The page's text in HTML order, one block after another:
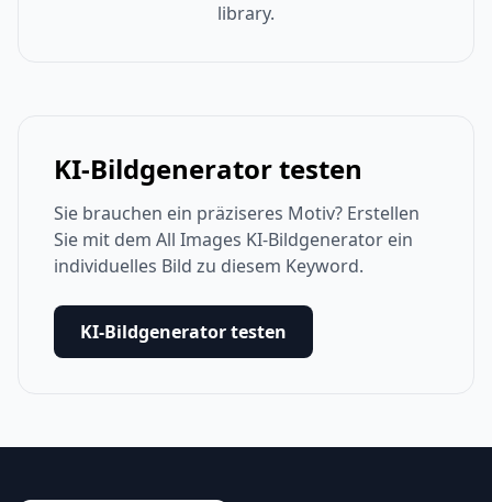
library.
KI-Bildgenerator testen
Sie brauchen ein präziseres Motiv? Erstellen
Sie mit dem All Images KI-Bildgenerator ein
individuelles Bild zu diesem Keyword.
KI-Bildgenerator testen